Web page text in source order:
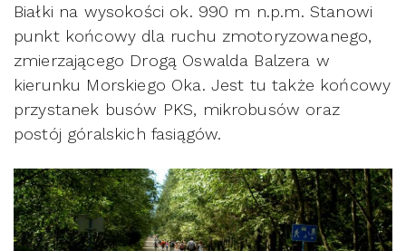
Białki na wysokości ok. 990 m n.p.m. Stanowi
punkt końcowy dla ruchu zmotoryzowanego,
zmierzającego Drogą Oswalda Balzera w
kierunku Morskiego Oka. Jest tu także końcowy
przystanek busów PKS, mikrobusów oraz
postój góralskich fasiągów.